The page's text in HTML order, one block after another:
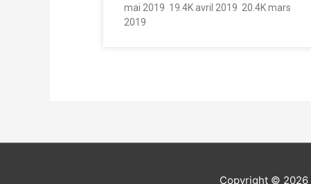
mai 2019  19.4K avril 2019  20.4K mars
2019 
Copyright © 2026